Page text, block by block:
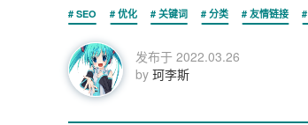
SEO 优化 关键词 分类 友情链接
发布于 2022.03.26
by 珂李斯